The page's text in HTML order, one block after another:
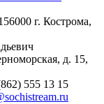
г. Кострома,
д. 15,
555 13 15